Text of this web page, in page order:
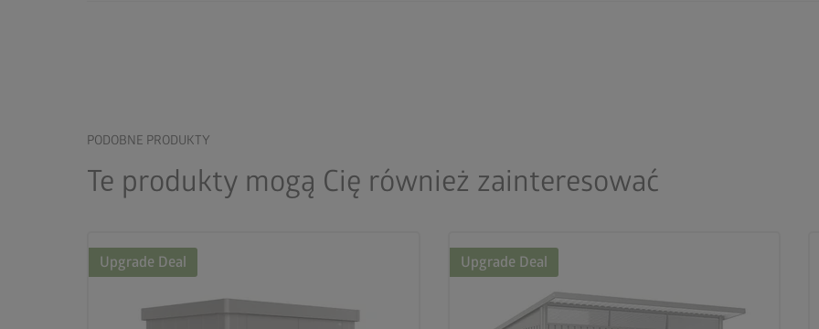
PODOBNE PRODUKTY
Te produkty mogą Cię również zainteresować
Upgrade Deal Upgrade Deal